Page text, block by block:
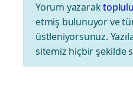
Yorum yazarak
etmiş bulunuyor ve
üstleniyorsunuz.
sitemiz hiçbir şekilde